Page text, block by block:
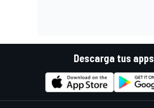
Descarga tus apps